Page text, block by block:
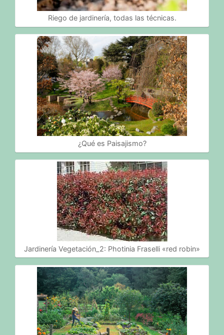
Riego de jardinería, todas las técnicas.
¿Qué es Paisajismo?
Jardinería Vegetación_2: Photinia Fraselli «red robin»